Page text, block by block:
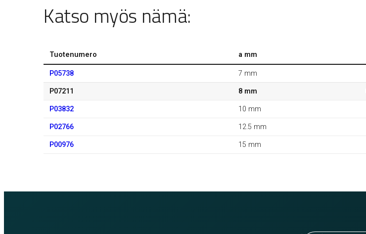
Katso myös nämä:
Tuotenumero a mm
P05738 7 mm
P07211 8 mm
P03832 10 mm
P02766 12.5 mm
P00976 15 mm